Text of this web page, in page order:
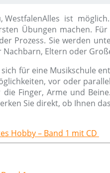
Alles ist
Übungen machen.
Prozess. Sie werden
Nachbarn, Eltern oder
für eine Musikschule
vor oder
Finger, Arme und
Sie direkt, ob Ihnen
Hobby – Band 1 mit CD